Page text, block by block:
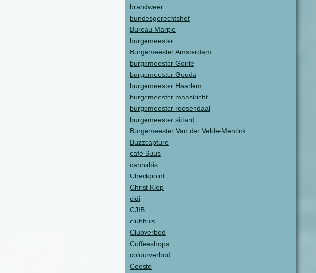
brandweer
bundesgerechtshof
Bureau Marple
burgemeester
Burgemeester Amsterdam
burgemeester Goirle
burgemeester Gouda
burgemeester Haarlem
burgemeester maastricht
burgemeester roosendaal
burgemeester sittard
Burgemeester Van der Velde-Mentink
Buzzcapture
café Suus
cannabis
Checkpoint
Christ Klep
cidi
CJIB
clubhuis
Clubverbod
Coffeeshops
colourverbod
Coosto